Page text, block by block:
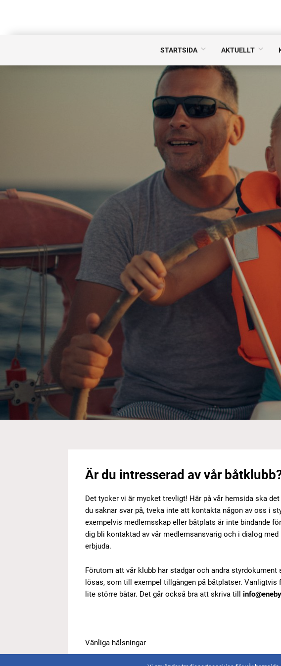
STARTSIDA AKTUELLT
Är du intresserad av vår
Det tycker vi är mycket trevligt! Här på vår hemsida ska
du saknar svar på, tveka inte att kontakta någon av oss i
exempelvis medlemsskap eller båtplats är inte bindande
dig bli kontaktad av vår medlemsansvarig och i dialog
erbjuda.
Förutom att vår klubb har stadgar och andra
lösas, som till exempel tillgången på båtplatser.
lite större båtar. Det går också bra att skriva till
Vänliga hälsningar